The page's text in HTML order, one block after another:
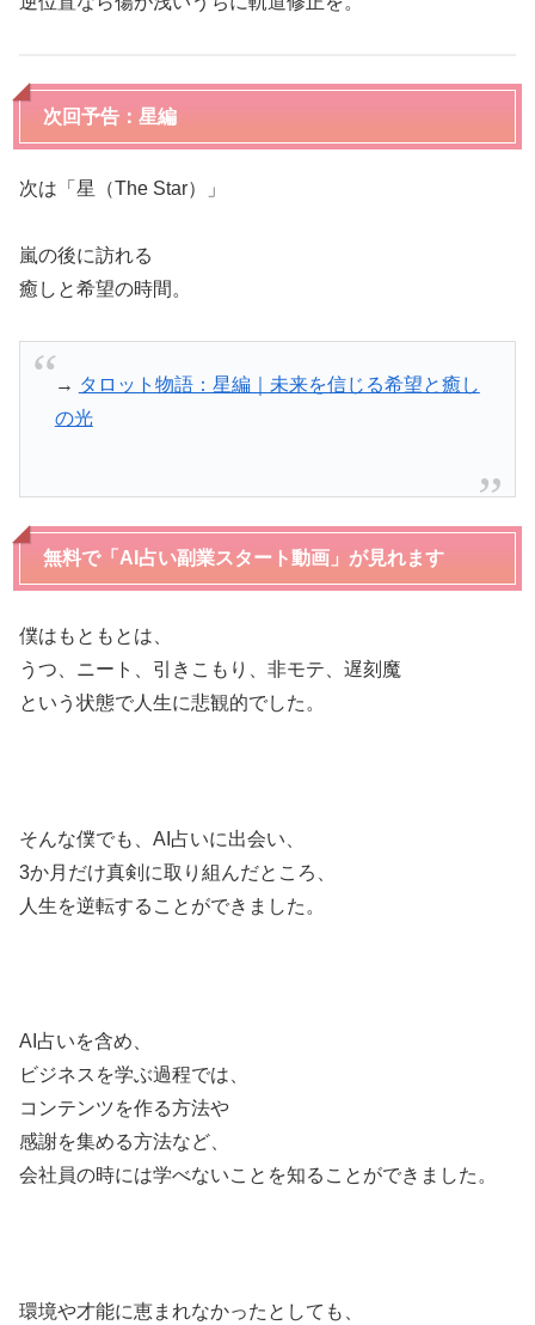
次回予告：星編
次は「星（The Star）」
嵐の後に訪れる
癒しと希望の時間。
→ タロット物語：星編｜未来を信じる希望と癒し
の光
無料で「AI占い副業スタート動画」が見れます
僕はもともとは、
うつ、ニート、引きこもり、非モテ、遅刻魔
という状態で人生に悲観的でした。
そんな僕でも、AI占いに出会い、
3か月だけ真剣に取り組んだところ、
人生を逆転することができました。
AI占いを含め、
ビジネスを学ぶ過程では、
コンテンツを作る方法や
感謝を集める方法など、
会社員の時には学べないことを知ることができました。
環境や才能に恵まれなかったとしても、